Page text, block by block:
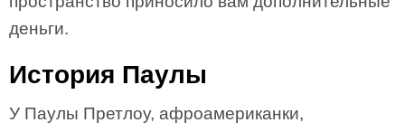
деньги.
История Паулы
У Паулы Претлоу, афроамериканки,